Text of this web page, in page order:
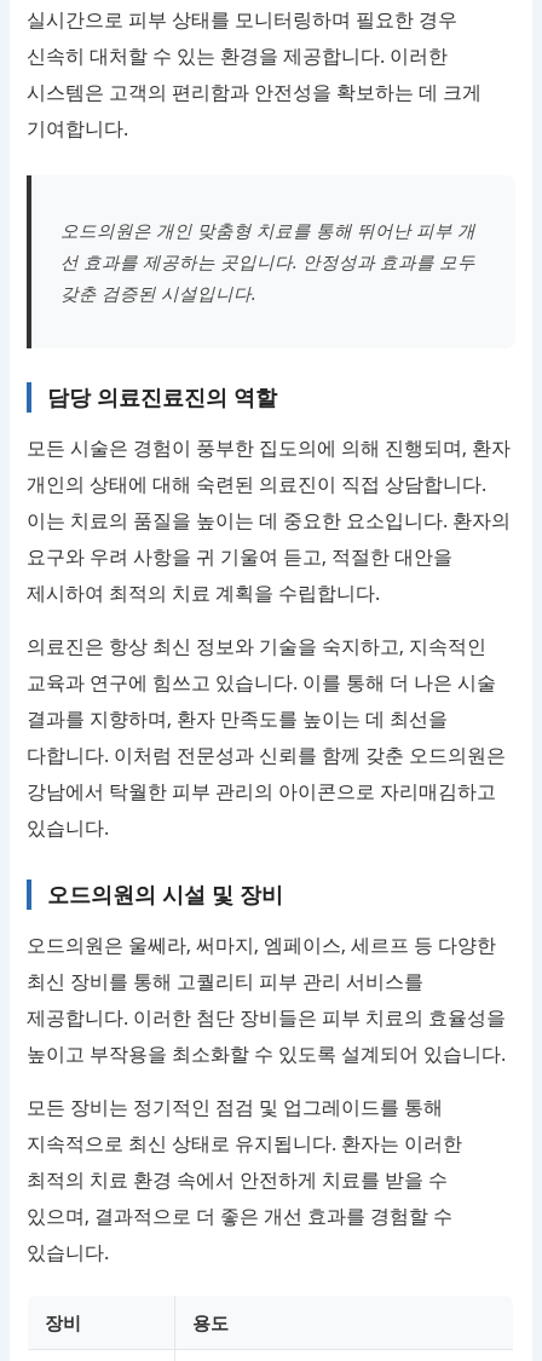
실시간으로 피부 상태를 모니터링하며 필요한 경우
신속히 대처할 수 있는 환경을 제공합니다. 이러한
시스템은 고객의 편리함과 안전성을 확보하는 데 크게
기여합니다.
오드의원은 개인 맞춤형 치료를 통해 뛰어난 피부 개
선 효과를 제공하는 곳입니다. 안정성과 효과를 모두
갖춘 검증된 시설입니다.
담당 의료진료진의 역할
모든 시술은 경험이 풍부한 집도의에 의해 진행되며, 환자
개인의 상태에 대해 숙련된 의료진이 직접 상담합니다.
이는 치료의 품질을 높이는 데 중요한 요소입니다. 환자의
요구와 우려 사항을 귀 기울여 듣고, 적절한 대안을
제시하여 최적의 치료 계획을 수립합니다.
의료진은 항상 최신 정보와 기술을 숙지하고, 지속적인
교육과 연구에 힘쓰고 있습니다. 이를 통해 더 나은 시술
결과를 지향하며, 환자 만족도를 높이는 데 최선을
다합니다. 이처럼 전문성과 신뢰를 함께 갖춘 오드의원은
강남에서 탁월한 피부 관리의 아이콘으로 자리매김하고
있습니다.
오드의원의 시설 및 장비
오드의원은 울쎄라, 써마지, 엠페이스, 세르프 등 다양한
최신 장비를 통해 고퀄리티 피부 관리 서비스를
제공합니다. 이러한 첨단 장비들은 피부 치료의 효율성을
높이고 부작용을 최소화할 수 있도록 설계되어 있습니다.
모든 장비는 정기적인 점검 및 업그레이드를 통해
지속적으로 최신 상태로 유지됩니다. 환자는 이러한
최적의 치료 환경 속에서 안전하게 치료를 받을 수
있으며, 결과적으로 더 좋은 개선 효과를 경험할 수
있습니다.
장비 용도